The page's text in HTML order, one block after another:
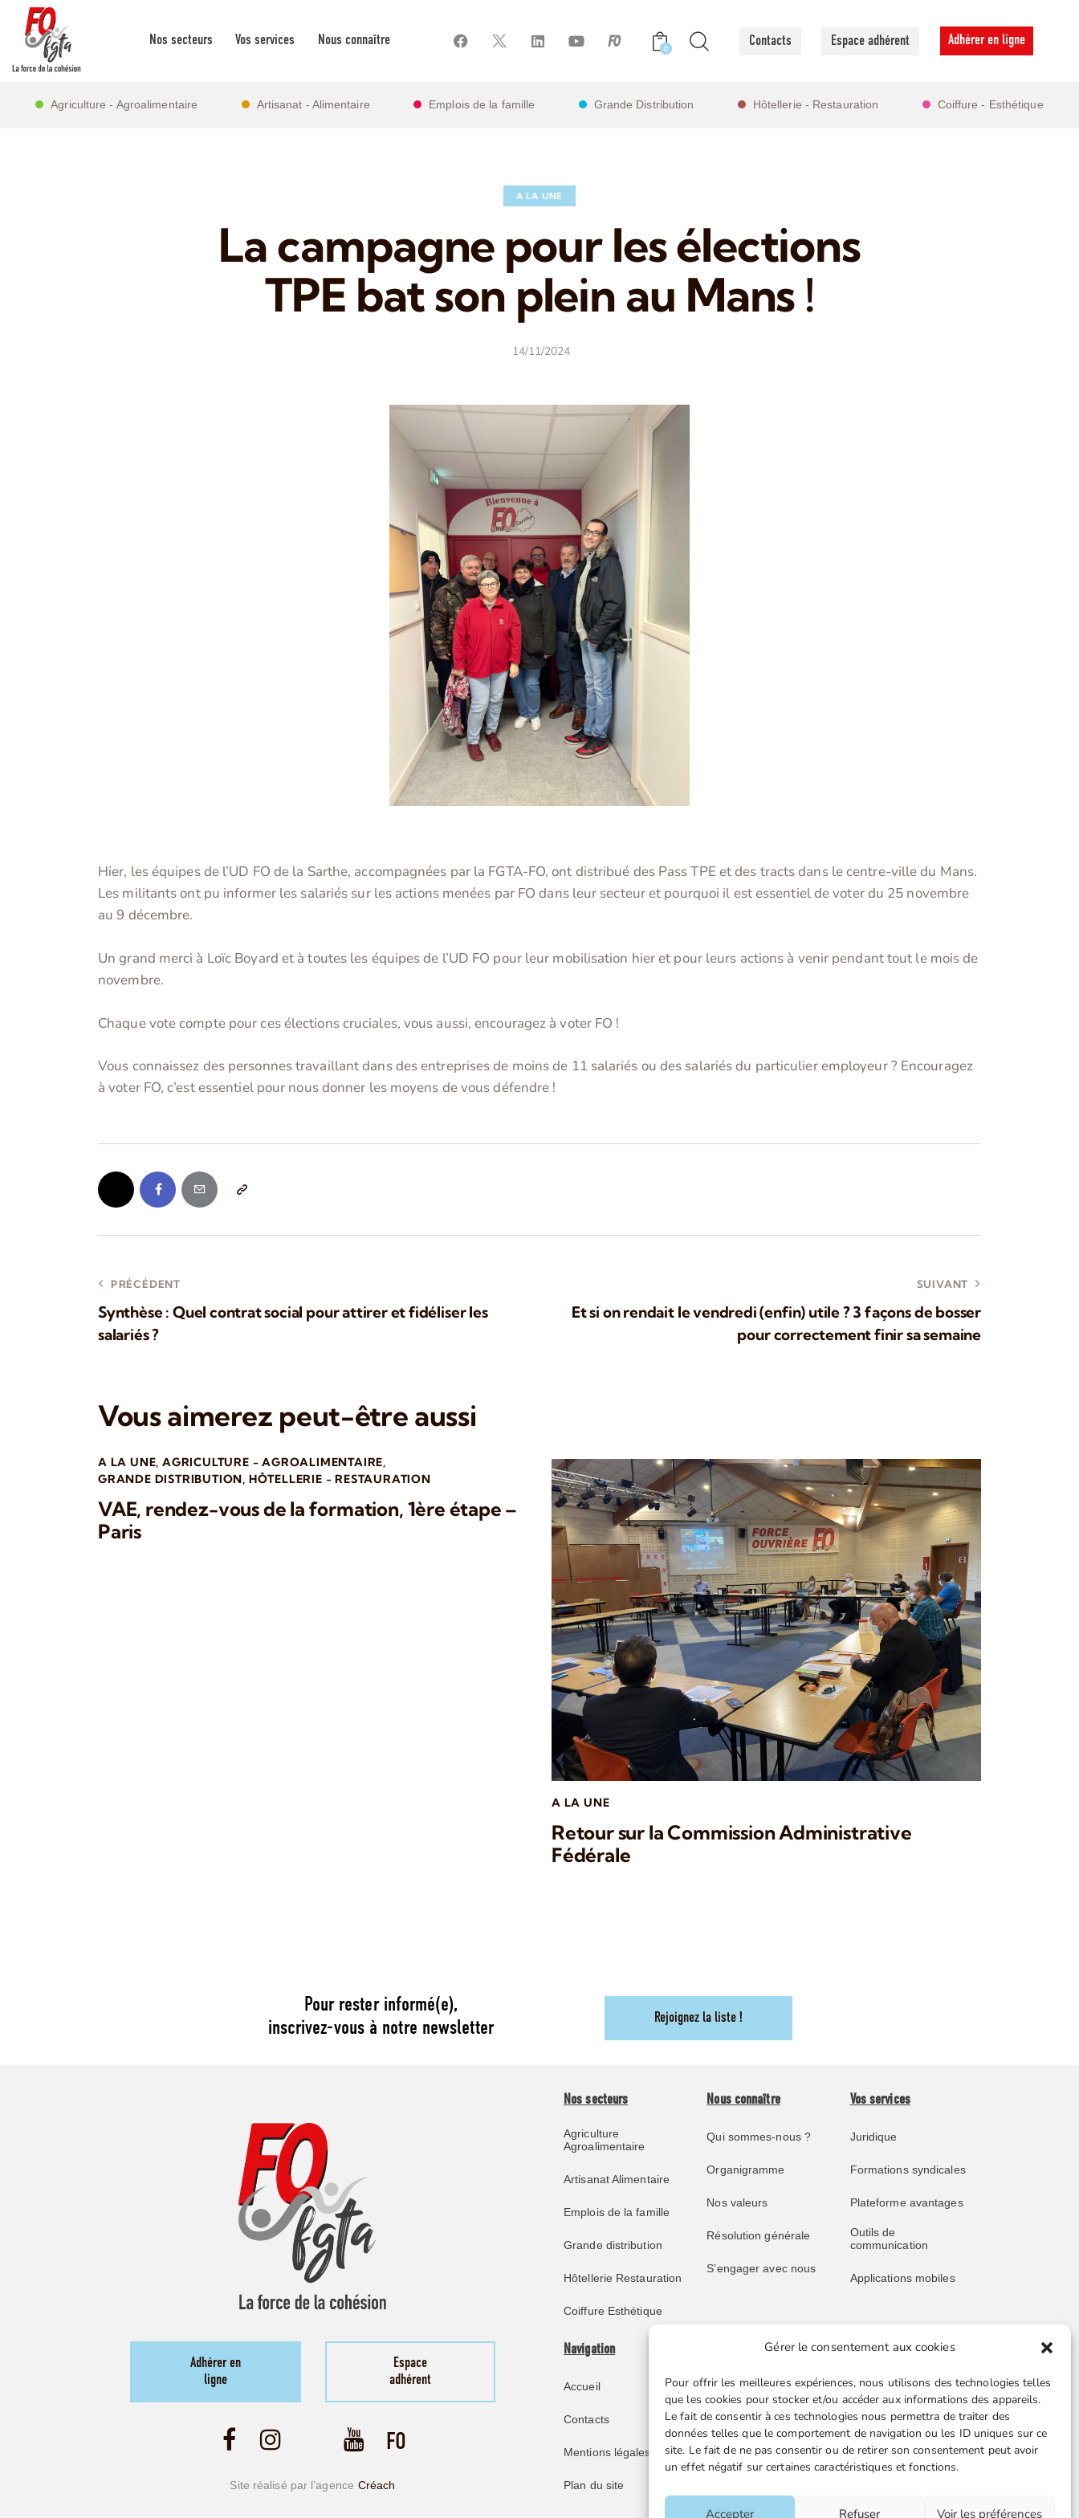
Gérer le consentement aux cookies
Pour offrir les meilleures expériences, nous utilisons des technologies telles
que les cookies pour stocker et/ou accéder aux informations des appareils.
Le fait de consentir à ces technologies nous permettra de traiter des
données telles que le comportement de navigation ou les ID uniques sur ce
site. Le fait de ne pas consentir ou de retirer son consentement peut avoir
un effet négatif sur certaines caractéristiques et fonctions.
Accepter Refuser Voir les préférences
Nos secteurs Vos services Nous connaître
0 Contacts Espace adhérent Adhérer en ligne
Agriculture - Agroalimentaire Artisanat - Alimentaire Emplois de la famille Grande Distribution Hôtellerie - Restauration Coiffure - Esthétique
A LA UNE
La campagne pour les élections
TPE bat son plein au Mans !
14/11/2024
Hier, les équipes de l’UD FO de la Sarthe, accompagnées par la FGTA-FO, ont distribué des Pass TPE et des tracts dans le centre-ville du Mans.
Les militants ont pu informer les salariés sur les actions menées par FO dans leur secteur et pourquoi il est essentiel de voter du 25 novembre
au 9 décembre.
Un grand merci à Loïc Boyard et à toutes les équipes de l’UD FO pour leur mobilisation hier et pour leurs actions à venir pendant tout le mois de
novembre.
Chaque vote compte pour ces élections cruciales, vous aussi, encouragez à voter FO !
Vous connaissez des personnes travaillant dans des entreprises de moins de 11 salariés ou des salariés du particulier employeur ? Encouragez
à voter FO, c’est essentiel pour nous donner les moyens de vous défendre !
PRÉCÉDENT
Synthèse : Quel contrat social pour attirer et fidéliser les
salariés ?
SUIVANT
Et si on rendait le vendredi (enfin) utile ? 3 façons de bosser
pour correctement finir sa semaine
Vous aimerez peut-être aussi
A LA UNE,AGRICULTURE - AGROALIMENTAIRE,
GRANDE DISTRIBUTION, HÔTELLERIE - RESTAURATION
VAE, rendez-vous de la formation, 1ère étape –
Paris
A LA UNE
Retour sur la Commission Administrative
Fédérale
Pour rester informé(e),
inscrivez-vous à notre newsletter
Rejoignez la liste !
Adhérer en
ligne
Espace
adhérent
Site réalisé par l’agence Créach
Nos secteurs
Agriculture
Agroalimentaire
Artisanat Alimentaire
Emplois de la famille
Grande distribution
Hôtellerie Restauration
Coiffure Esthétique
Nous connaître
Qui sommes-nous ?
Organigramme
Nos valeurs
Résolution générale
S’engager avec nous
Vos services
Juridique
Formations syndicales
Plateforme avantages
Outils de
communication
Applications mobiles
Navigation
Accueil
Contacts
Mentions légales
Plan du site
Publications
Nos publications
Repère juridique
Missive retraités
FO
Liens utiles
Boutique en ligne
Espace Presse
Nos partenaires